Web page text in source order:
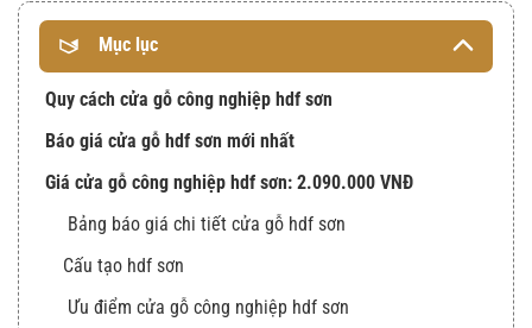
Mục lục
Quy cách cửa gỗ công nghiệp hdf sơn
Báo giá cửa gỗ hdf sơn mới nhất
Giá cửa gỗ công nghiệp hdf sơn: 2.090.000 VNĐ
Bảng báo giá chi tiết cửa gỗ hdf sơn
Cấu tạo hdf sơn
Ưu điểm cửa gỗ công nghiệp hdf sơn